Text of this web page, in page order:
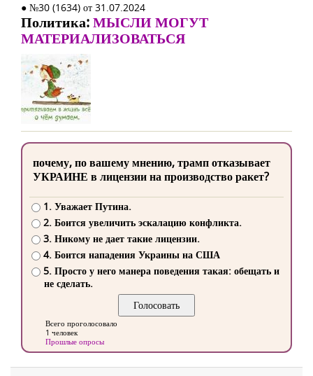
● №30 (1634) от 31.07.2024
Политика:МЫСЛИ МОГУТ
МАТЕРИАЛИЗОВАТЬСЯ
почему, по вашему мнению, трамп отказывает
УКРАИНЕ в лицензии на производство ракет?
1. Уважает Путина.
2. Боится увеличить эскалацию конфликта.
3. Никому не дает такие лицензии.
4. Боится нападения Украины на США
5. Просто у него манера поведения такая: обещать и
не сделать.
Всего проголосовало
1 человек
Прошлые опросы